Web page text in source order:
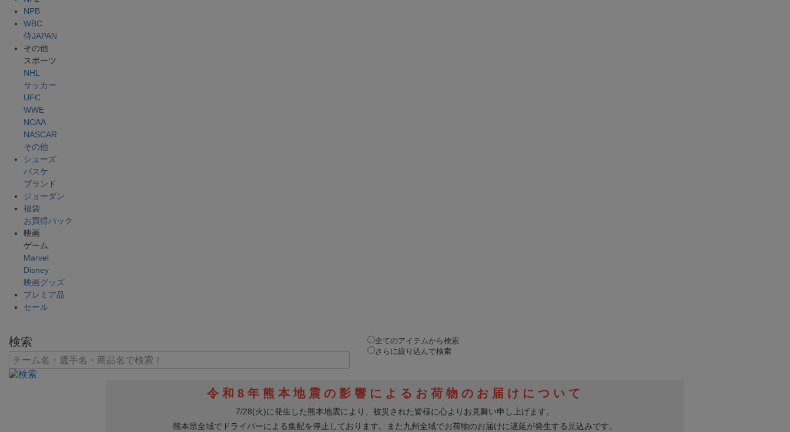
NPB
WBC
侍JAPAN
その他
スポーツ
NHL
サッカー
UFC
WWE
NCAA
NASCAR
その他
シューズ
バスケ
ブランド
ジョーダン
福袋
お買得パック
映画
ゲーム
Marvel
Disney
映画グッズ
プレミア品
セール
検索
全てのアイテムから検索
さらに絞り込んで検索